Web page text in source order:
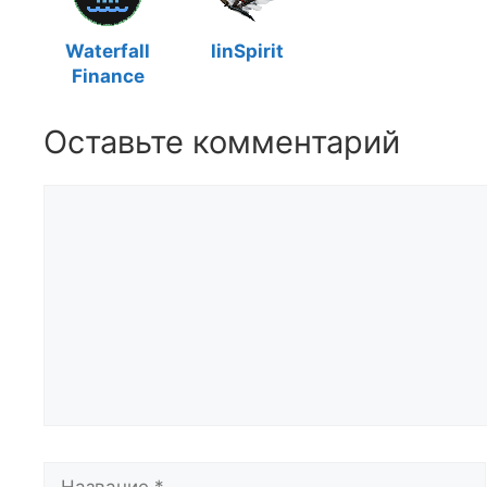
Waterfall
Finance
linSpirit
Оставьте комментарий